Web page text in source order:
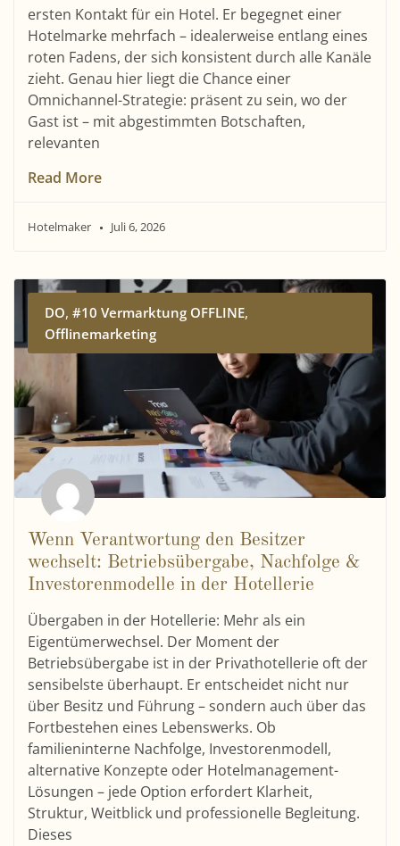
ersten Kontakt für ein Hotel. Er begegnet einer
Hotelmarke mehrfach – idealerweise entlang eines
roten Fadens, der sich konsistent durch alle Kanäle
zieht. Genau hier liegt die Chance einer
Omnichannel-Strategie: präsent zu sein, wo der
Gast ist – mit abgestimmten Botschaften,
relevanten
Read More
Hotelmaker Juli 6, 2026
DO,#10 Vermarktung OFFLINE,
Offlinemarketing
Wenn Verantwortung den Besitzer
wechselt: Betriebsübergabe, Nachfolge &
Investorenmodelle in der Hotellerie
Übergaben in der Hotellerie: Mehr als ein
Eigentümerwechsel. Der Moment der
Betriebsübergabe ist in der Privathotellerie oft der
sensibelste überhaupt. Er entscheidet nicht nur
über Besitz und Führung – sondern auch über das
Fortbestehen eines Lebenswerks. Ob
familieninterne Nachfolge, Investorenmodell,
alternative Konzepte oder Hotelmanagement-
Lösungen – jede Option erfordert Klarheit,
Struktur, Weitblick und professionelle Begleitung.
Dieses